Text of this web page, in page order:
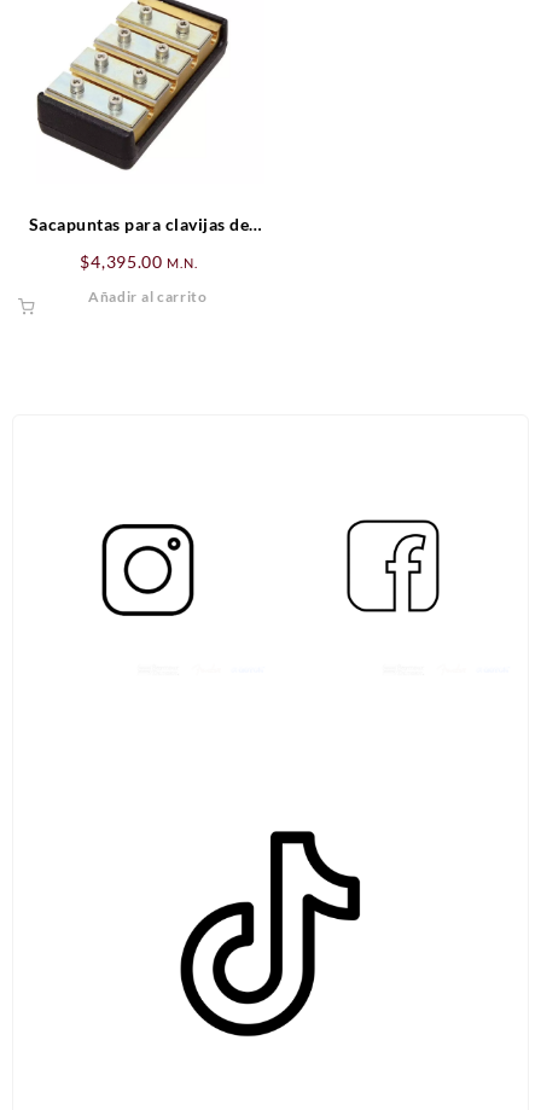
Sacapuntas para clavijas de
$4,395.00 M.N.
Añadir al carrito